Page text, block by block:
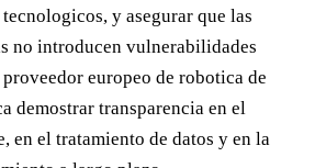
y asegurar que las
no introducen vulnerabilidades
europeo de robotica de
demostrar transparencia en el
en el tratamiento de datos y en la